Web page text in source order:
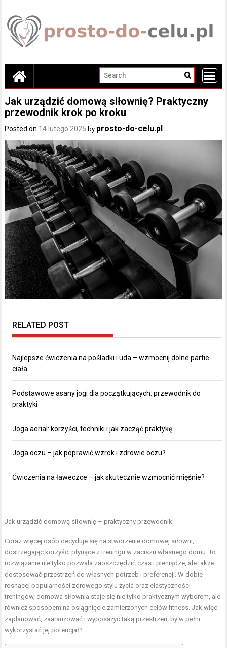
content
Jak urządzić domową siłownię? Praktyczny
przewodnik krok po kroku
Posted on 14 lutego 2025 by prosto-do-celu.pl
RELATED POST
Najlepsze ćwiczenia na pośladki i uda – wzmocnij dolne partie
ciała
Podstawowe asany jogi dla początkujących: przewodnik do
praktyki
Joga aerial: korzyści, techniki i jak zacząć praktykę
Joga oczu – jak poprawić wzrok i zdrowie oczu?
Ćwiczenia na ławeczce – jak skutecznie wzmocnić mięśnie?
Jak urządzić domową siłownię – praktyczny przewodnik
Coraz więcej osób decyduje się na stworzenie domowej siłowni,
dostrzegając korzyści płynące z treningu w zaciszu własnego domu. To
rozwiązanie nie tylko pozwala zaoszczędzić czas i pieniądze, ale także
dostosować przestrzeń do własnych potrzeb i preferencji. W dobie
rosnącej popularności zdrowego stylu życia oraz elastyczności
treningów, domowa siłownia staje się nie tylko praktycznym wyborem, ale
również sposobem na osiągnięcie zamierzonych celów fitness. Jak więc
zaplanować, zaaranżować i wyposażyć taką przestrzeń, by w pełni
wykorzystać jej potencjał?